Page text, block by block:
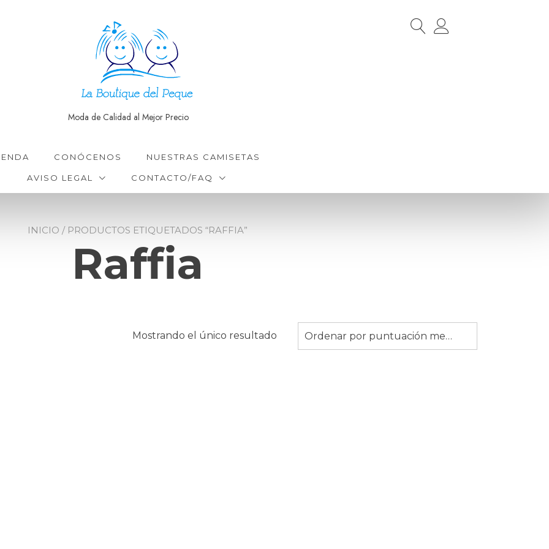
Moda de Calidad al Mejor Precio
CONÓCENOS NUESTRAS CAMISETAS
AVISO LEGAL CONTACTO/FAQ
INICIO / PRODUCTOS ETIQUETADOS “RAFFIA”
Raffia
Mostrando el único resultado Ordenar por puntuación media